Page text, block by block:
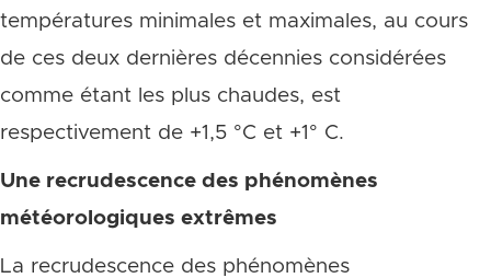
températures minimales et maximales, au cours
de ces deux dernières décennies considérées
comme étant les plus chaudes, est
respectivement de +1,5 °C et +1° C.
Une recrudescence des phénomènes
météorologiques extrêmes
La recrudescence des phénomènes